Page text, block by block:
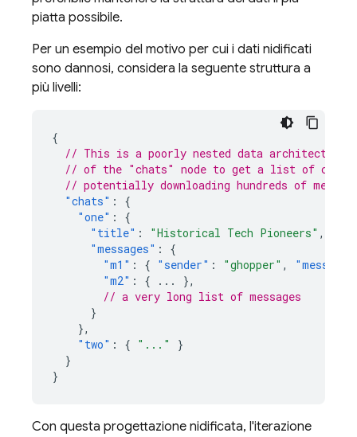
piatta possibile.
Per un esempio del motivo per cui i dati nidificati
sono dannosi, considera la seguente struttura a
più livelli:
{
// This is a poorly nested data architecture,
// of the "chats" node to get a list of
// potentially downloading hundreds of
"chats" :
{
"one" :
{
"title" : "Historical Tech Pioneers" ,
"messages" :
{
"m1" : { "sender" : "ghopper" , "message"
"m2" : { ...
},
// a very long list of messages
}
},
"two" : { "..."
}
}
}
Con questa progettazione nidificata, l'iterazione